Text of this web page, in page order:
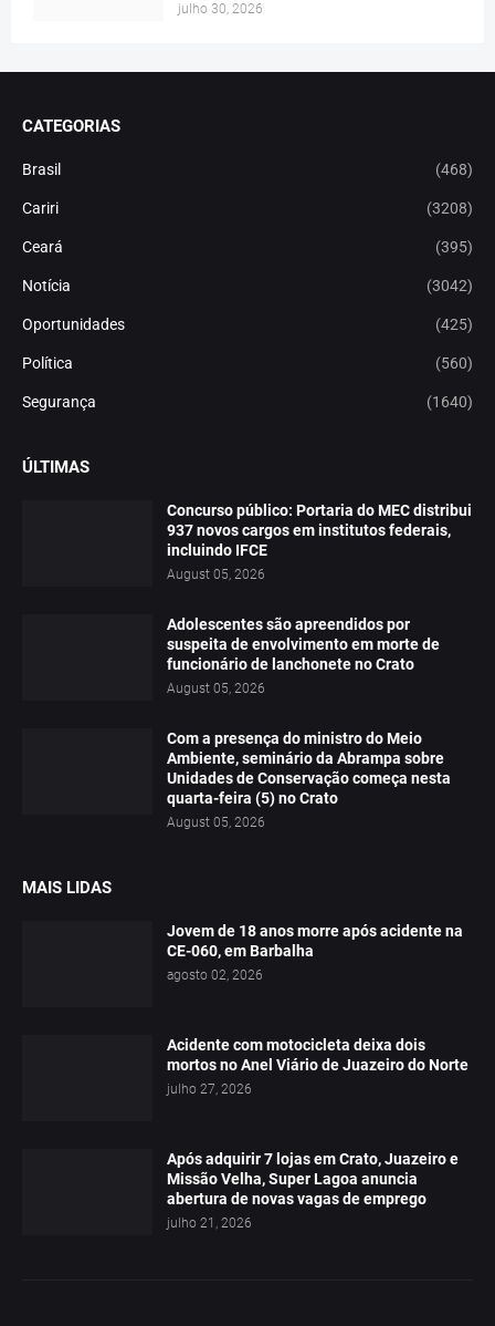
julho 30, 2026
CATEGORIAS
Brasil (468)
Cariri (3208)
Ceará (395)
Notícia (3042)
Oportunidades (425)
Política (560)
Segurança (1640)
ÚLTIMAS
Concurso público: Portaria do MEC distribui
937 novos cargos em institutos federais,
incluindo IFCE
August 05, 2026
Adolescentes são apreendidos por
suspeita de envolvimento em morte de
funcionário de lanchonete no Crato
August 05, 2026
Com a presença do ministro do Meio
Ambiente, seminário da Abrampa sobre
Unidades de Conservação começa nesta
quarta-feira (5) no Crato
August 05, 2026
MAIS LIDAS
Jovem de 18 anos morre após acidente na
CE-060, em Barbalha
agosto 02, 2026
Acidente com motocicleta deixa dois
mortos no Anel Viário de Juazeiro do Norte
julho 27, 2026
Após adquirir 7 lojas em Crato, Juazeiro e
Missão Velha, Super Lagoa anuncia
abertura de novas vagas de emprego
julho 21, 2026